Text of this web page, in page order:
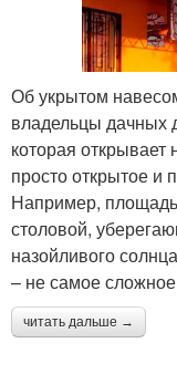
Об укрытом
владельцы дачных
которая
просто открытое и
Например,
столовой,
назойливого
– не самое
читать дальше →